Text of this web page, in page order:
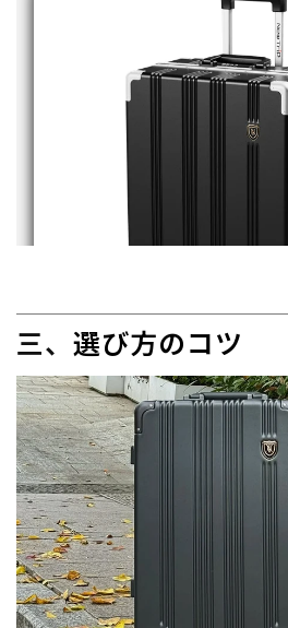
三、 選び方のコツ